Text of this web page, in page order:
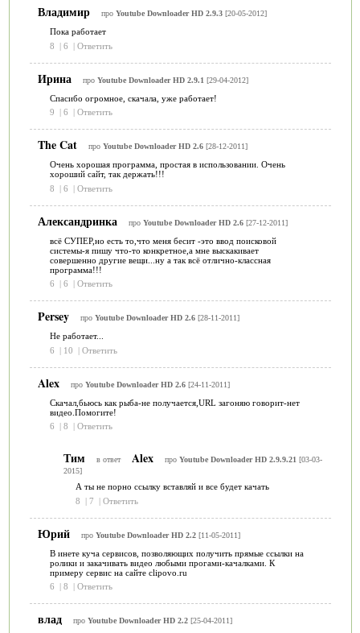
Владимир про Youtube Downloader HD 2.9.3[20-05-2012]
Пока работает
8
| 6 | Ответить
Ирина про Youtube Downloader HD 2.9.1 [29-04-2012]
Спасибо огромное, скачала, уже работает!
9
| 6 | Ответить
The Cat про Youtube Downloader HD 2.6[28-12-2011]
Очень хорошая программа, простая в использовании. Очень
хороший сайт, так держать!!!
8
| 6 | Ответить
Александринка про Youtube Downloader HD 2.6[27-12-2011]
всё СУПЕР,но есть то,что меня бесит -это ввод поисковой
системы-я пишу что-то конкретное,а мне выскакивает
совершенно другие вещи...ну а так всё отлично-классная
программа!!!
6
| 6 | Ответить
Persey про Youtube Downloader HD 2.6[28-11-2011]
Не работает...
6
| 10 | Ответить
Alex про Youtube Downloader HD 2.6[24-11-2011]
Скачал,бьюсь как рыба-не получается,URL загоняю говорит-нет
видео.Помогите!
6
| 8 | Ответить
Тим в ответ Alex про Youtube Downloader HD 2.9.9.21 [03-03-
2015]
А ты не порно ссылку вставляй и все будет качать
8
| 7 | Ответить
Юрий про Youtube Downloader HD 2.2[11-05-2011]
В инете куча сервисов, позволяющих получить прямые ссылки на
ролики и закачивать видео любыми прогами-качалками. К
примеру сервис на сайте clipovo.ru
6
| 8 | Ответить
влад про Youtube Downloader HD 2.2[25-04-2011]